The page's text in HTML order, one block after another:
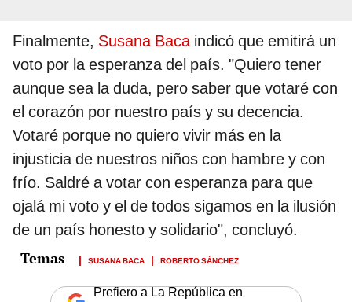
Finalmente, Susana Bacaindicó que emitirá un
voto por la esperanza del país. "Quiero tener
aunque sea la duda, pero saber que votaré con
el corazón por nuestro país y su decencia.
Votaré porque no quiero vivir más en la
injusticia de nuestros niños con hambre y con
frío. Saldré a votar con esperanza para que
ojalá mi voto y el de todos sigamos en la ilusión
de un país honesto y solidario", concluyó.
SUSANA BACA ROBERTO SÁNCHEZ
Prefiero a La República en